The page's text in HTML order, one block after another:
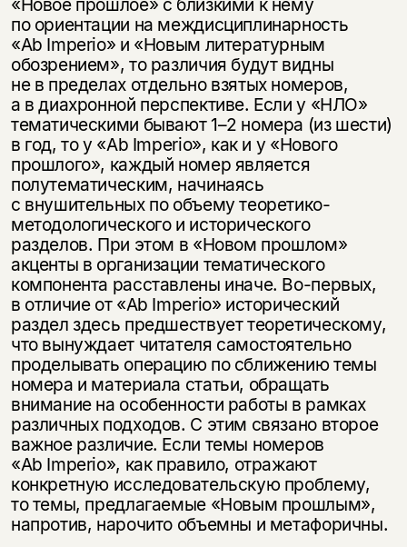
«Новое прошлое» с близкими к нему
по ориентации на междисциплинарность
«Ab Imperio» и «Новым литературным
обозрением», то различия будут видны
не в пределах отдельно взятых номеров,
а в диахронной перспективе. Если у «НЛО»
тематическими бывают1–2 номера (из шести)
в год, то у «Ab Imperio», как и у «Нового
прошлого», каждый номер является
полутематическим, начинаясь
с внушительных по объему теоретико-
методологического и исторического
разделов. При этом в «Новом прошлом»
акценты в организации тематического
компонента расставлены иначе. Во-первых,
в отличие от «Ab Imperio» исторический
раздел здесь предшествует теоретическому,
что вынуждает читателя самостоятельно
проделывать операцию по сближению темы
номера и материала статьи, обращать
внимание на особенности работы в рамках
различных подходов. С этим связано второе
важное различие. Если темы номеров
«Ab Imperio», как правило, отражают
конкретную исследовательскую проблему,
то темы, предлагаемые «Новым прошлым»,
напротив, нарочито объемны и метафоричны.